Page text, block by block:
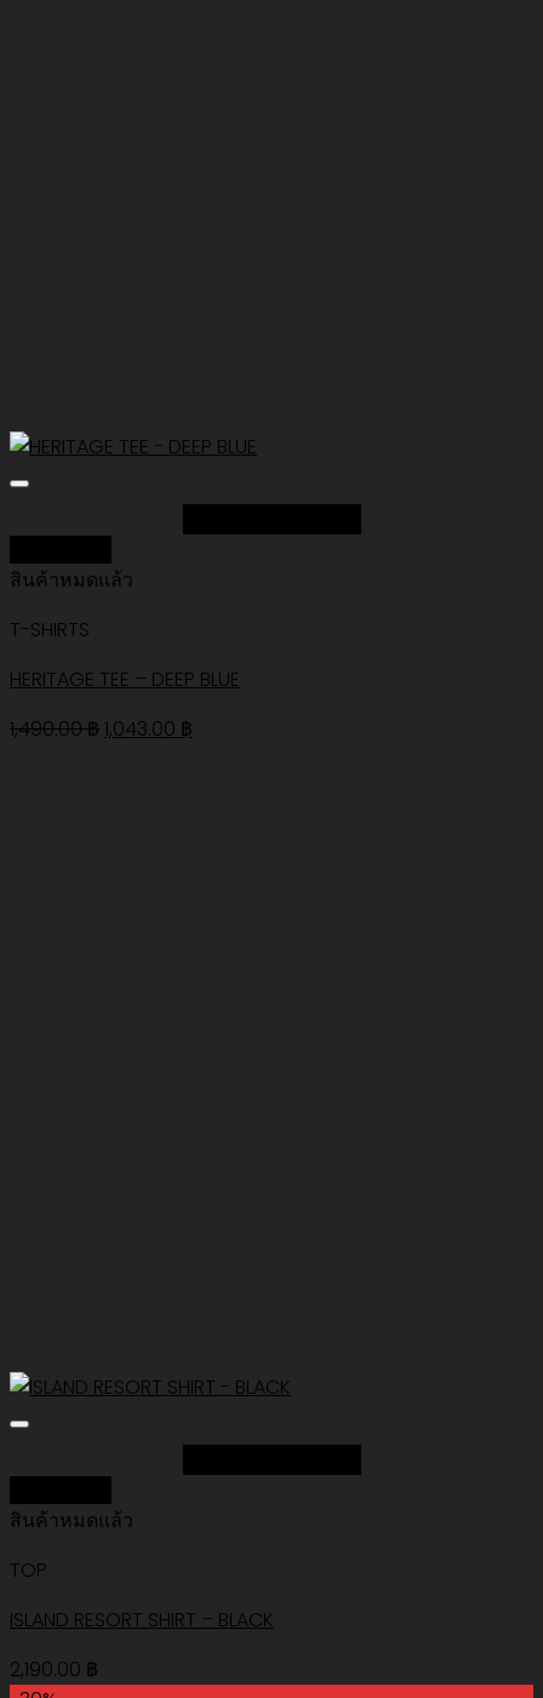
สินค้าหมดแล้ว
T-SHIRTS
HERITAGE TEE – DEEP BLUE
1,490.00฿Original
1,043.00 ฿
สินค้าหมดแล้ว
TOP
ISLAND RESORT SHIRT – BLACK
2,190.00 ฿